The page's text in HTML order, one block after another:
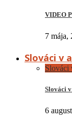
VIDEO
7 mája,
Slováci v
Slováci
Slováci
6